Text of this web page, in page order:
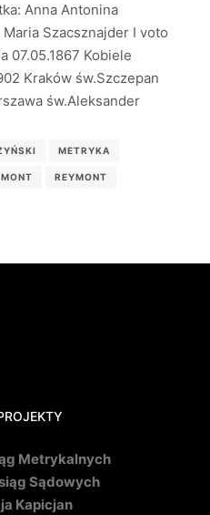
Anna Antonina
Szacsznajder I voto
07.05.1867 Kobiele
Kraków św.Szczepan
św.Aleksander
METRYKA
REYMONT
Metrykalnych
Sądowych
Kapicjan